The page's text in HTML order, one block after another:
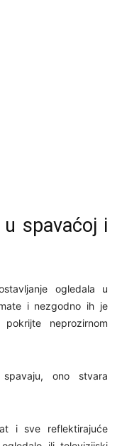
spavaćoj i
ogledala u
i nezgodno ih je
neprozirnom
ono stvara
i sve reflektirajuće